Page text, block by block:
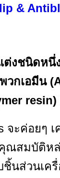
&
งชนิดห
กเอมีน
resin)
ะค่อยๆ
สมบัติห
ส่วนเค